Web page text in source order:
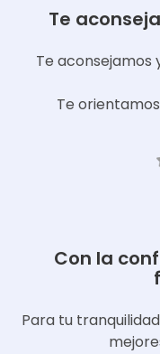
Te
Te aconsejamos
Te
Con la
Para tu